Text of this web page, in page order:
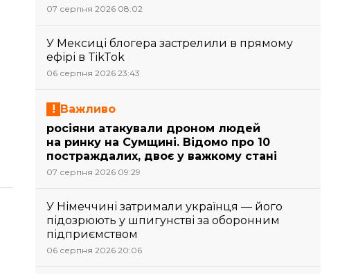
07 серпня 2026 08:02
У Мексиці блогера застрелили в прямому
ефірі в TikTok
06 серпня 2026 23:43
Важливо
росіяни атакували дроном людей
на ринку на Сумщині. Відомо про 10
постраждалих, двоє у важкому стані
07 серпня 2026 09:29
У Німеччині затримали українця — його
підозрюють у шпигунстві за оборонним
підприємством
06 серпня 2026 20:06